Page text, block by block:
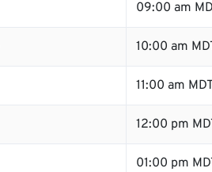
09:00 am
10:00 am
11:00 am
12:00 pm
01:00 pm